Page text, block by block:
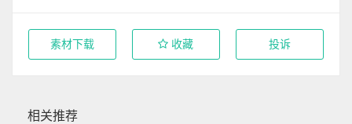
素材下载 收藏 投诉
相关推荐